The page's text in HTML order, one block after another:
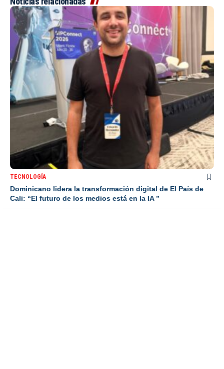
TECNOLOGÍA
Dominicano lidera la transformación digital de El País de
Cali: “El futuro de los medios está en la IA ”